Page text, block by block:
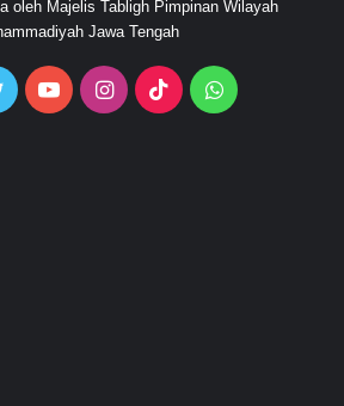
oleh Majelis Tabligh Pimpinan Wilayah
Jawa Tengah
Twitter YouTubeInstagram
TikTokWhatsApp